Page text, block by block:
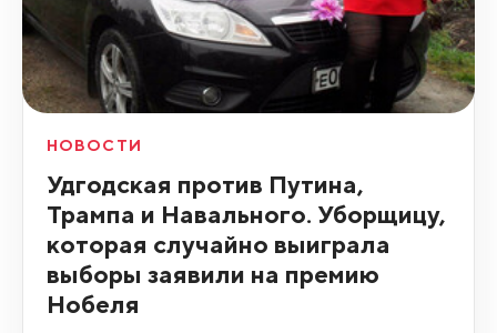
НОВОСТИ
Удгодская против Путина,
Трампа и Навального. Уборщицу,
которая случайно выиграла
выборы заявили на премию
Нобеля